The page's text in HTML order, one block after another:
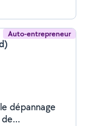
Auto-entrepreneur
dépannage